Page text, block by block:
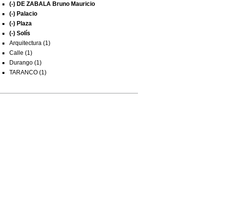
(-) DE ZABALA Bruno Mauricio
(-) Palacio
(-) Plaza
(-) Solís
Arquitectura (1)
Calle (1)
Durango (1)
TARANCO (1)